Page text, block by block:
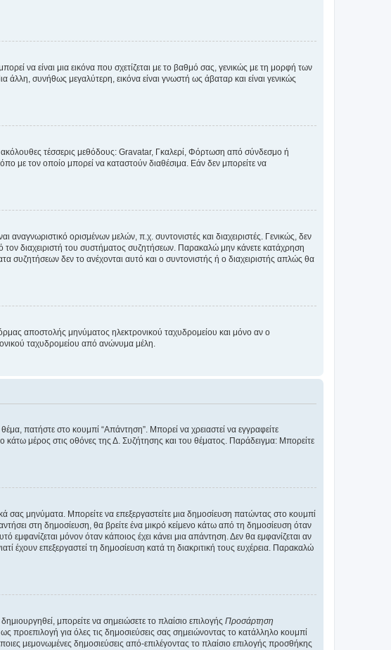
να είναι μια εικόνα που σχετίζεται με το βαθμό σας, γενικώς με τη μορφή των
συνήθως μεγαλύτερη, εικόνα είναι γνωστή ως άβαταρ και είναι γενικώς
τέσσερις μεθόδους: Gravatar, Γκαλερί, Φόρτωση από σύνδεσμο ή
με τον οποίο μπορεί να καταστούν διαθέσιμα. Εάν δεν μπορείτε να
ορισμένων μελών, π.χ. συντονιστές και διαχειριστές. Γενικώς, δεν
διαχειριστή του συστήματος συζητήσεων. Παρακαλώ μην κάνετε κατάχρηση
δεν το ανέχονται αυτό και ο συντονιστής ή ο διαχειριστής απλώς θα
αποστολής μηνύματος ηλεκτρονικού ταχυδρομείου και μόνο αν ο
ταχυδρομείου από ανώνυμα μέλη.
πατήστε στο κουμπί “Απάντηση”. Μπορεί να χρειαστεί να εγγραφείτε
κάτω μέρος στις οθόνες της Δ. Συζήτησης και του θέματος. Παράδειγμα: Μπορείτε
σας μηνύματα. Μπορείτε να επεξεργαστείτε μια δημοσίευση πατώντας στο κουμπί
στη δημοσίευση, θα βρείτε ένα μικρό κείμενο κάτω από τη δημοσίευση όταν
μόνον όταν κάποιος έχει κάνει μια απάντηση. Δεν θα εμφανίζεται αν
έχουν επεξεργαστεί τη δημοσίευση κατά τη διακριτική τους ευχέρεια. Παρακαλώ
μπορείτε να σημειώσετε το πλαίσιο επιλογής Προσάρτηση
για όλες τις δημοσιεύσεις σας σημειώνοντας το κατάλληλο κουμπί
μεμονωμένες δημοσιεύσεις από-επιλέγοντας το πλαίσιο επιλογής προσθήκης